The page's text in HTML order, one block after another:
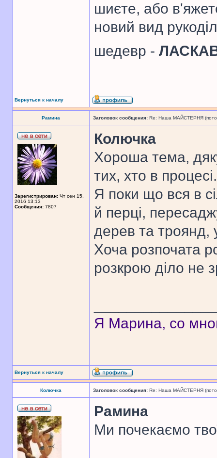
шиєте, або
новий вид
шедевр -
Вернуться к началу
Рамина Заголовок сообщения: Re: Наша МАЙСТЕРНЯ
Зарегистрирован: Чт сен 15,
2016 13:13
Сообщения: 7807
Колючка
Хороша тема,
тих, хто в процесі.
Я поки що вся в
й перці,
дерев та троянд,
Хоча розпочата
розкрою діло не
Я Марина, со
Вернуться к началу
Колючка Заголовок сообщения: Re: Наша МАЙСТЕРНЯ
Рамина
Ми почекаємо